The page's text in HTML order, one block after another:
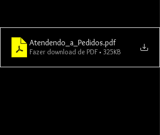
Atendendo_a_Pedidos.pdf
Fazer download de PDF • 325KB